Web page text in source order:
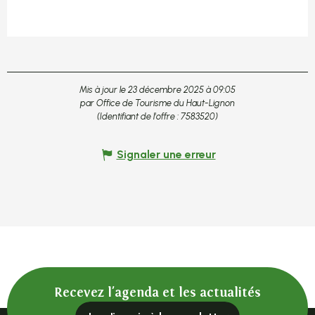
Mis à jour le 23 décembre 2025 à 09:05
par Office de Tourisme du Haut-Lignon
(Identifiant de l'offre : 7583520)
Signaler une erreur
Recevez l'agenda et les actualités